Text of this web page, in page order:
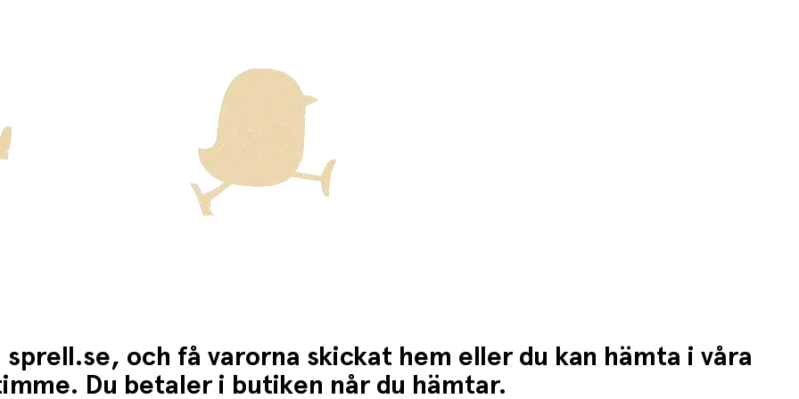
med Posten/Brings tjänst
för dessa varor visas i kassan.
sprell.se, och få varorna skickat hem eller du kan hämta i våra
Du betaler i butiken når du hämtar.